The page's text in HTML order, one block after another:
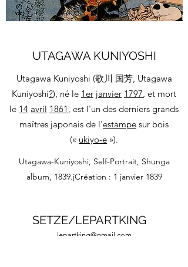
UTAGAWA KUNIYOSHI
Utagawa Kuniyoshi (歌川 国芳, Utagawa
Kuniyoshi?), né le 1er janvier 1797, et mort
le 14 avril 1861 , est l'un des derniers grands
maîtres japonais de l'estampe sur bois
(« ukiyo-e »).
Utagawa-Kuniyoshi, Self-Portrait, Shunga
album, 1839.jCréation : 1 janvier 1839
SETZE/LEPARTKING
lepartking@gmail.com